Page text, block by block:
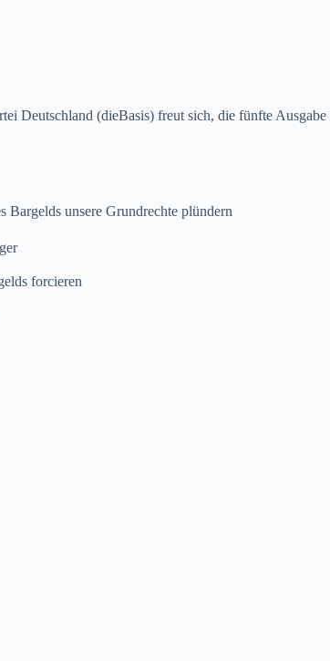
Deutschland (dieBasis) freut sich, die fünfte Ausgabe
unsere Grundrechte plündern
forcieren